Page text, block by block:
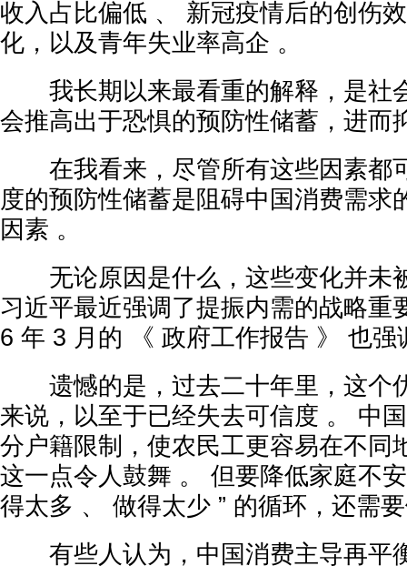
收入占比偏低 、 新冠疫情后的创伤
化，以及青年失业率高企 。
我长期以来最看重的解释，是社
会推高出于恐惧的预防性储蓄，进而
在我看来，尽管所有这些因素都
度的预防性储蓄是阻碍中国消费需求
因素 。
无论原因是什么，这些变化并未
习近平最近强调了提振内需的战略重
6 年 3 月的 《 政府工作报告 》 也强
遗憾的是，过去二十年里，这个
来说，以至于已经失去可信度 。 中
分户籍限制，使农民工更容易在不同
这一点令人鼓舞 。 但要降低家庭不
得太多 、 做得太少 ” 的循环，还需
有些人认为，中国消费主导再平